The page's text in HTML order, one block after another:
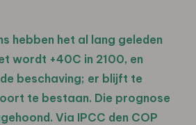
hebben het al lang geleden
wordt +40C in 2100, en
beschaving; er blijft te
te bestaan. Die prognose
Via IPCC den COP